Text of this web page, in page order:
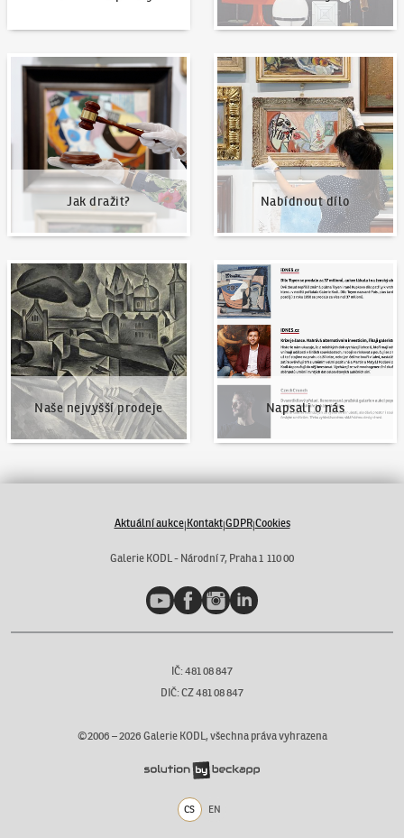
Jak dražit?
Jak dražit?
Nabídnout dílo
Nabídnout dílo
Naše nejvyšší prodeje
Naše nejvyšší prodeje
Napsali o nás
Napsali o nás
Aktuální aukce|Kontakt|GDPR|Cookies
Galerie KODL - Národní 7, Praha 1 110 00
YouTubeFacebookInstagramLinkedIn
IČ: 481 08 847
DIČ: CZ 481 08 847
©2006 –2026 Galerie KODL, všechna práva vyhrazena
CS EN